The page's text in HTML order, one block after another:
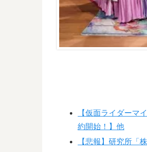
【仮面ライダーマ
約開始！】他
【悲報】研究所「